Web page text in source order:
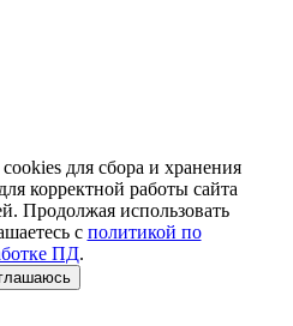
для сбора и хранения
корректной работы сайта
Продолжая использовать
с политикой по
ПД.